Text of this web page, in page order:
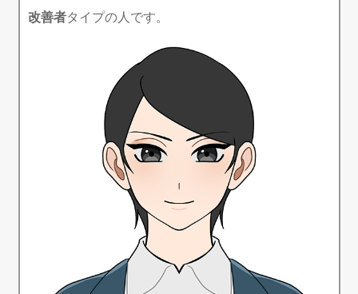
改善者タイプの人です。